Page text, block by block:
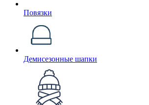
Повязки
Демисезонные шапки